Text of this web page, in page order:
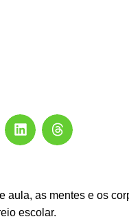
aula, as mentes e os
escolar.